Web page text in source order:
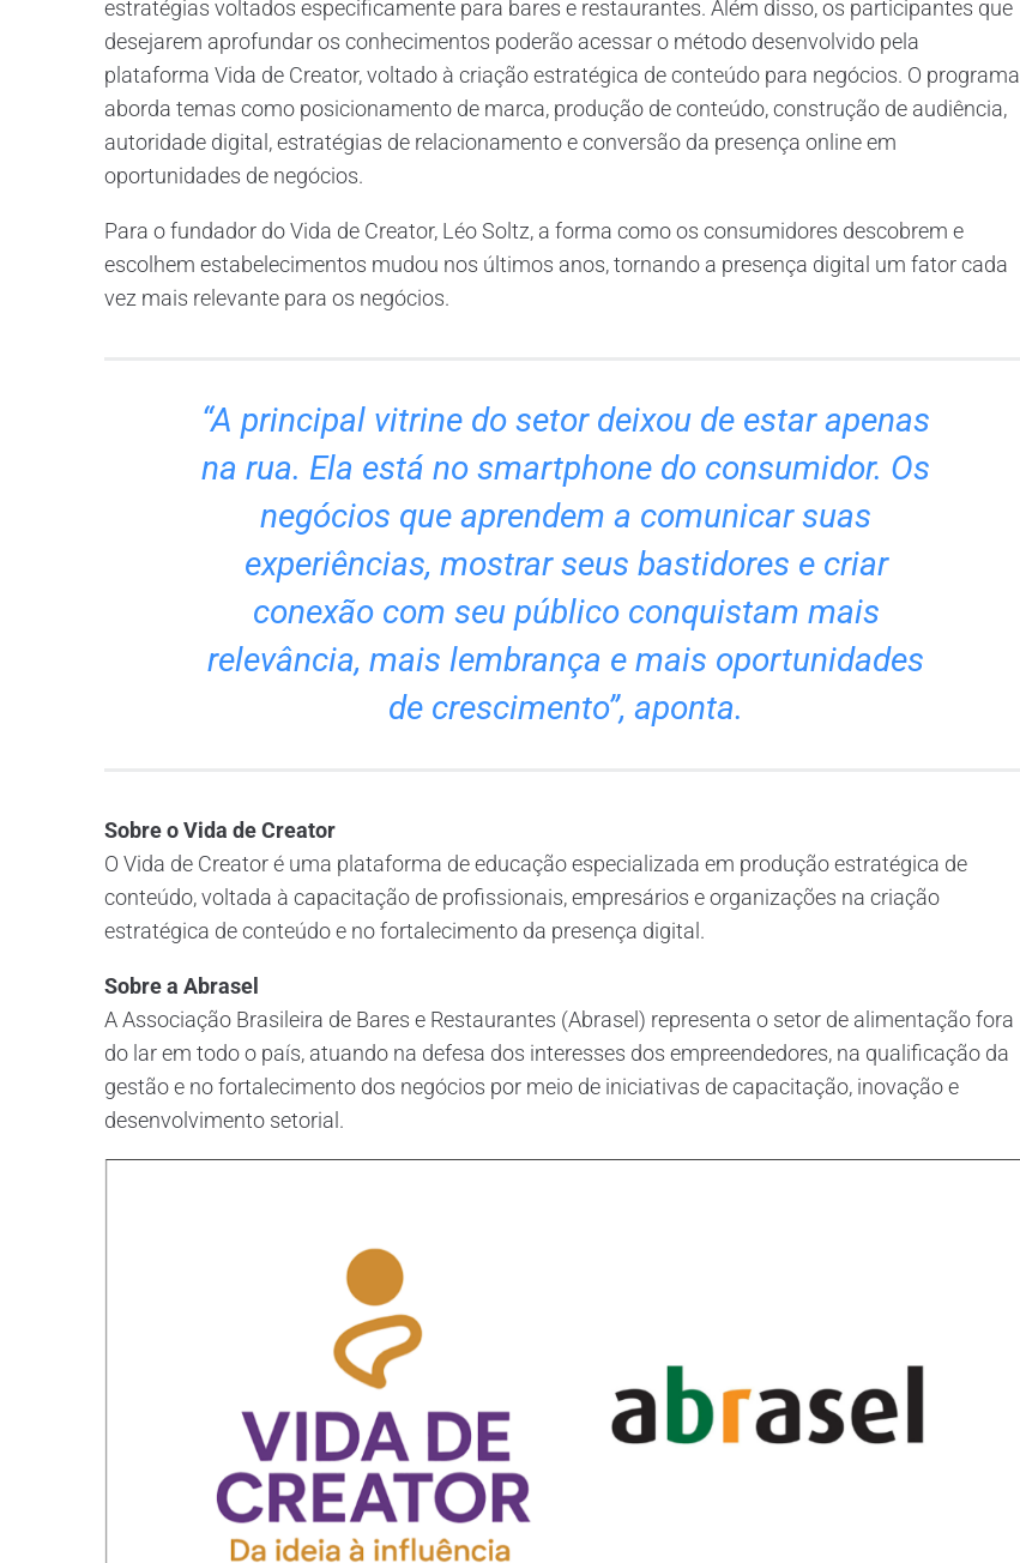
estratégias voltados especificamente para bares e restaurantes. Além disso, os participantes que
desejarem aprofundar os conhecimentos poderão acessar o método desenvolvido pela
plataforma Vida de Creator, voltado à criação estratégica de conteúdo para negócios. O programa
aborda temas como posicionamento de marca, produção de conteúdo, construção de audiência,
autoridade digital, estratégias de relacionamento e conversão da presença online em
oportunidades de negócios.
Para o fundador do Vida de Creator, Léo Soltz, a forma como os consumidores descobrem e
escolhem estabelecimentos mudou nos últimos anos, tornando a presença digital um fator cada
vez mais relevante para os negócios.
“A principal vitrine do setor deixou de estar apenas
na rua. Ela está no smartphone do consumidor. Os
negócios que aprendem a comunicar suas
experiências, mostrar seus bastidores e criar
conexão com seu público conquistam mais
relevância, mais lembrança e mais oportunidades
de crescimento”, aponta.
Sobre o Vida de Creator
O Vida de Creator é uma plataforma de educação especializada em produção estratégica de
conteúdo, voltada à capacitação de profissionais, empresários e organizações na criação
estratégica de conteúdo e no fortalecimento da presença digital.
Sobre a Abrasel
A Associação Brasileira de Bares e Restaurantes (Abrasel) representa o setor de alimentação fora
do lar em todo o país, atuando na defesa dos interesses dos empreendedores, na qualificação da
gestão e no fortalecimento dos negócios por meio de iniciativas de capacitação, inovação e
desenvolvimento setorial.